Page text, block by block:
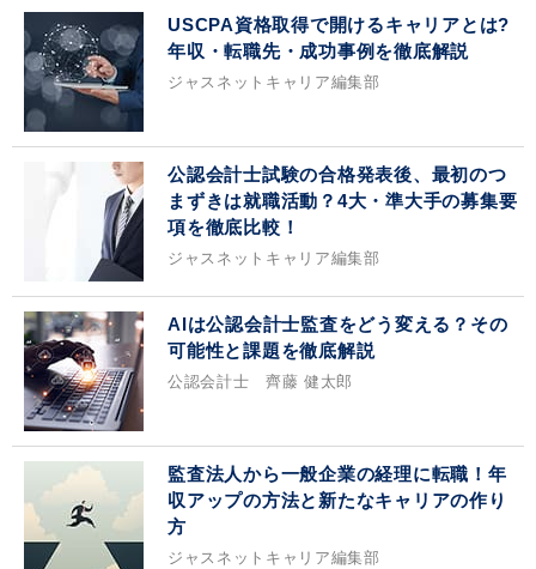
USCPA資格取得で開けるキャリアとは?
年収・転職先・成功事例を徹底解説
ジャスネットキャリア編集部
公認会計士試験の合格発表後、最初のつ
まずきは就職活動？4大・準大手の募集要
項を徹底比較！
ジャスネットキャリア編集部
AIは公認会計士監査をどう変える？その
可能性と課題を徹底解説
公認会計士 齊藤 健太郎
監査法人から一般企業の経理に転職！年
収アップの方法と新たなキャリアの作り
方
ジャスネットキャリア編集部